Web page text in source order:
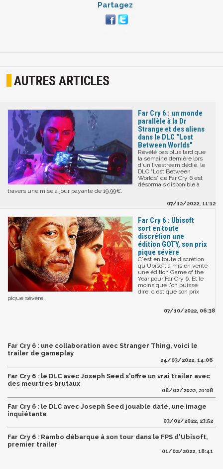
Partagez
AUTRES ARTICLES
Far Cry 6 : un monde
parallèle à la Dr
Strange et des aliens
dans le DLC "Lost
Between Worlds"
Révélé pas plus tard que
la semaine dernière lors
d'un livestream dédié, le
DLC "Lost Between
Worlds" de Far Cry 6 est
désormais disponible à
travers une mise à jour payante de 19,99€.
07/12/2022, 11:12
Far Cry 6 : Ubisoft
sort en toute
discrétion une
édition GOTY, son prix
pique sévère
C'est en toute discrétion
qu'Ubisoft a mis en vente
une édition Game of the
Year pour Far Cry 6. Et le
moins que l'on puisse
dire, c'est que son prix
pique sévère.
07/10/2022, 06:38
Far Cry 6 : une collaboration avec Stranger Thing, voici le
trailer de gameplay
24/03/2022, 14:06
Far Cry 6 : le DLC avec Joseph Seed s'offre un vrai trailer avec
des meurtres brutaux
08/02/2022, 21:08
Far Cry 6 : le DLC avec Joseph Seed jouable daté, une image
inquiétante
03/02/2022, 23:52
Far Cry 6 : Rambo débarque à son tour dans le FPS d'Ubisoft,
premier trailer
01/02/2022, 18:41